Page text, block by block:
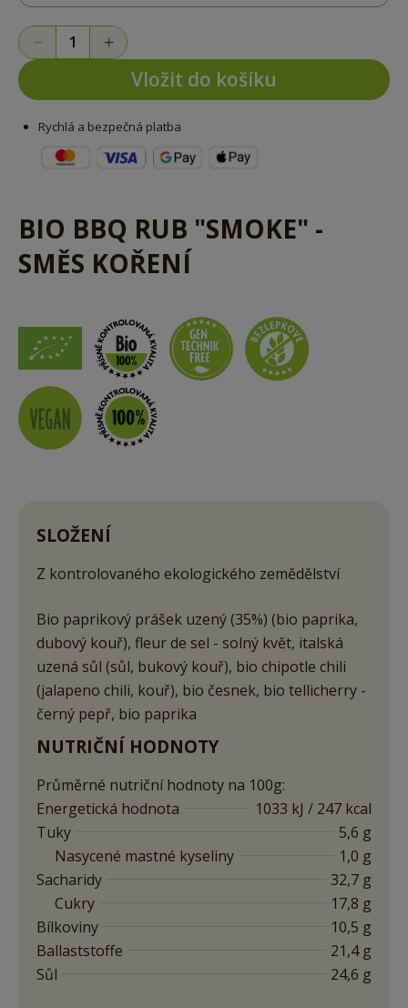
Vložit do košíku
Rychlá a bezpečná platba
BIO BBQ RUB "SMOKE" -
SMĚS KOŘENÍ
SLOŽENÍ
Z kontrolovaného ekologického zemědělství
Bio paprikový prášek uzený (35%) (bio paprika,
dubový kouř), fleur de sel - solný květ, italská
uzená sůl (sůl, bukový kouř), bio chipotle chili
(jalapeno chili, kouř), bio česnek, bio tellicherry -
černý pepř, bio paprika
NUTRIČNÍ HODNOTY
Průměrné nutriční hodnoty na 100g:
Energetická hodnota
1033 kJ / 247 kcal
Tuky
5,6 g
Nasycené mastné kyseliny
1,0 g
Sacharidy
32,7 g
Cukry
17,8 g
Bílkoviny
10,5 g
Ballaststoffe
21,4 g
Sůl
24,6 g